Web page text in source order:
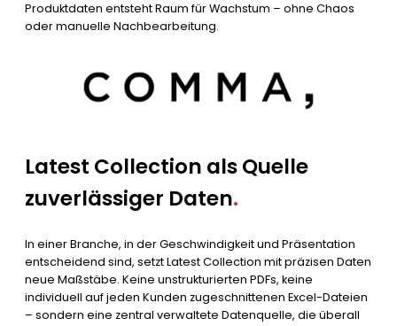
Produktdaten entsteht Raum für Wachstum – ohne Chaos
oder manuelle Nachbearbeitung.
Latest Collection als Quelle
zuverlässiger Daten.
In einer Branche, in der Geschwindigkeit und Präsentation
entscheidend sind, setzt Latest Collection mit präzisen Daten
neue Maßstäbe. Keine unstrukturierten PDFs, keine
individuell auf jeden Kunden zugeschnittenen Excel-Dateien
– sondern eine zentral verwaltete Datenquelle, die überall